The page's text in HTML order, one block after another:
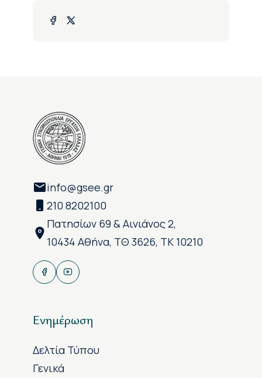
info@gsee.gr
210 8202100
Πατησίων 69 & Αινιάνος 2,
10434 Αθήνα, ΤΘ 3626, ΤΚ 10210
Ενημέρωση
Δελτία Τύπου
Γενικά